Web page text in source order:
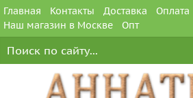
Главная Контакты Доставка Оплата
Наш магазин в Москве
Опт